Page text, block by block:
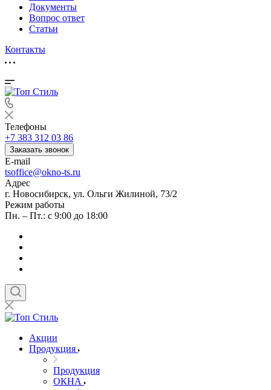
Документы
Вопрос ответ
Статьи
Контакты
Телефоны
+7 383 312 03 86
Заказать звонок
E-mail
tsoffice@okno-ts.ru
Адрес
г. Новосибирск, ул. Ольги Жилиной, 73/2
Режим работы
Пн. – Пт.: с 9:00 до 18:00
Акции
Продукция
Продукция
ОКНА